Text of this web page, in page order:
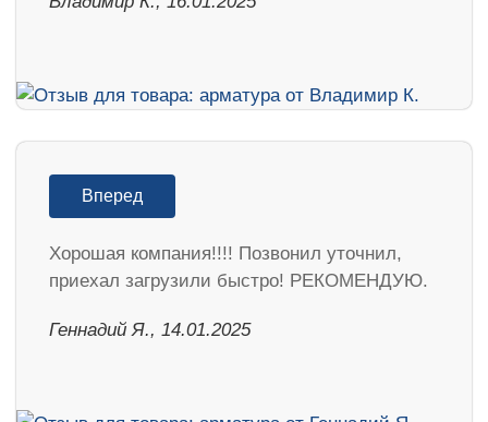
Вперед
Хорошая компания!!!! Позвонил уточнил,
приехал загрузили быстро! РЕКОМЕНДУЮ.
Геннадий Я., 14.01.2025